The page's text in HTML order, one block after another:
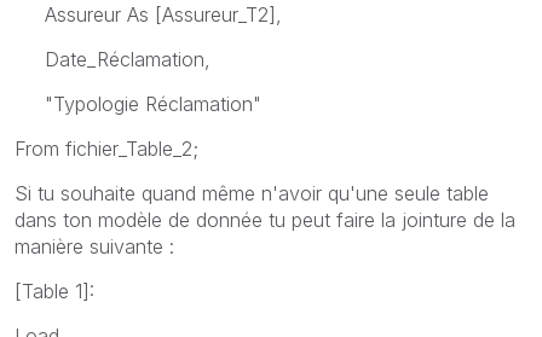
Assureur As [Assureur_T2],
Date_Réclamation,
"Typologie Réclamation"
From fichier_Table_2;
Si tu souhaite quand même n'avoir qu'une seule table
dans ton modèle de donnée tu peut faire la jointure de la
manière suivante :
[Table 1]: